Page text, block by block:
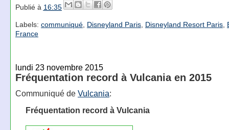
Publié à 16:35
Labels: communiqué, Disneyland Paris, Disneyland Resort Paris,
France
lundi 23 novembre 2015
Fréquentation record à Vulcania en 2015
Communiqué de Vulcania:
Fréquentation record à Vulcania